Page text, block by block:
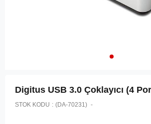
Digitus USB 3.0 Çoklayıcı (4
STOK KODU (DA-70231)